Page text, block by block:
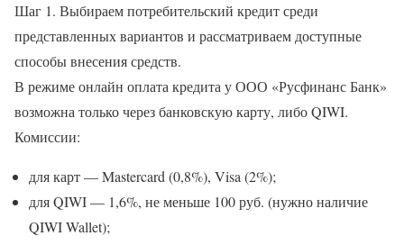
Шаг 1. Выбираем потребительский кредит среди
представленных вариантов и рассматриваем доступные
способы внесения средств.
В режиме онлайн оплата кредита у ООО «Русфинанс Банк»
возможна только через банковскую карту, либо QIWI.
Комиссии:
для карт — Mastercard (0,8%), Visa (2%);
для QIWI — 1,6%, не меньше 100 руб. (нужно наличие
QIWI Wallet);